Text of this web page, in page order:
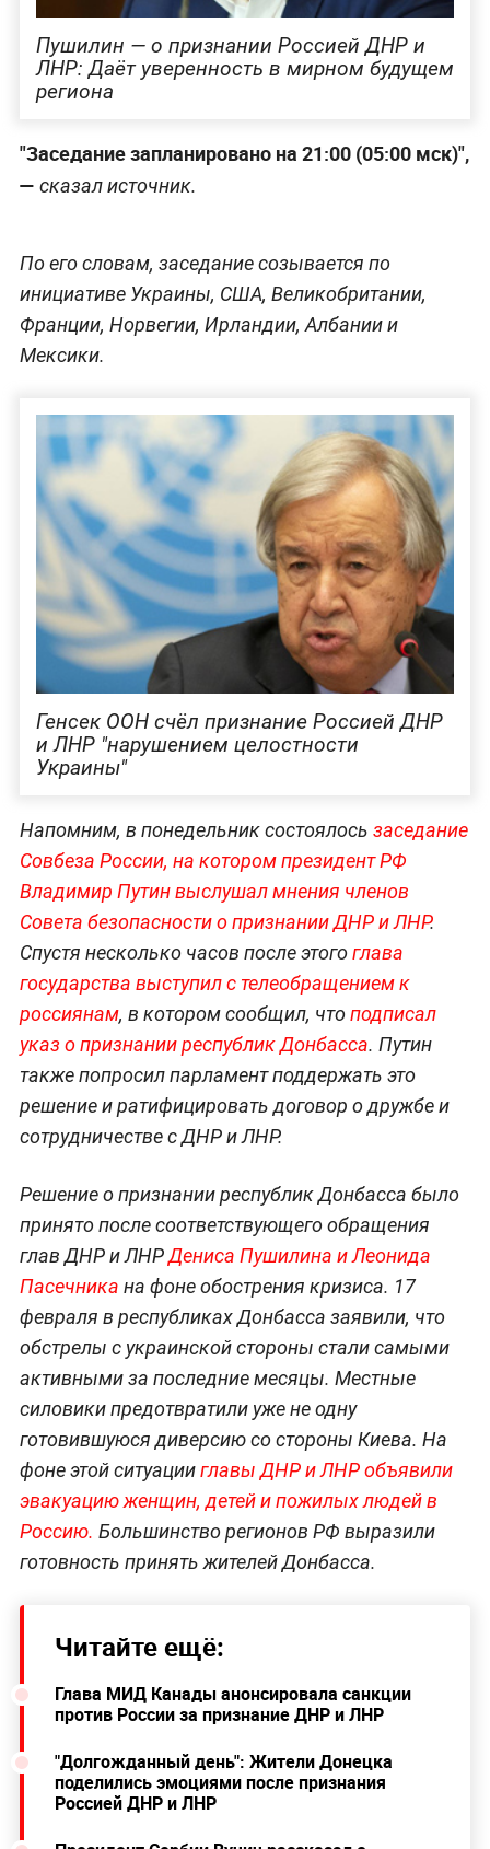
Пушилин — о признании Россией ДНР и
ЛНР: Даёт уверенность в мирном будущем
региона
"Заседание запланировано на 21:00 (05:00 мск)",
— сказал источник.
По его словам, заседание созывается по
инициативе Украины, США, Великобритании,
Франции, Норвегии, Ирландии, Албании и
Мексики.
Генсек ООН счёл признание Россией ДНР
и ЛНР "нарушением целостности
Украины"
Напомним, в понедельник состоялось заседание
Совбеза России, на котором президент РФ
Владимир Путин выслушал мнения членов
Совета безопасности о признании ДНР и ЛНР.
Спустя несколько часов после этогоглава
государства выступил с телеобращением к
россиянам, в котором сообщил, чтоподписал
указ о признании республик Донбасса. Путин
также попросил парламент поддержать это
решение и ратифицировать договор о дружбе и
сотрудничестве с ДНР и ЛНР.
Решение о признании республик Донбасса было
принято после соответствующего обращения
глав ДНР и ЛНРДениса Пушилина и Леонида
Пасечника на фоне обострения кризиса. 17
февраля в республиках Донбасса заявили, что
обстрелы с украинской стороны стали самыми
активными за последние месяцы. Местные
силовики предотвратили уже не одну
готовившуюся диверсию со стороны Киева. На
фоне этой ситуацииглавы ДНР и ЛНР объявили
эвакуацию женщин, детей и пожилых людей в
Россию. Большинство регионов РФ выразили
готовность принять жителей Донбасса.
Читайте ещё:
Глава МИД Канады анонсировала санкции
против России за признание ДНР и ЛНР
"Долгожданный день": Жители Донецка
поделились эмоциями после признания
Россией ДНР и ЛНР